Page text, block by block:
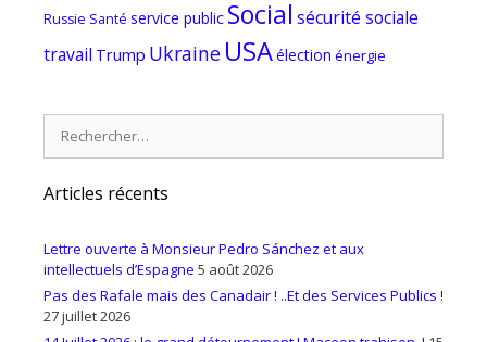
Russie Santé service public Social sécurité sociale
travail Trump Ukraine USAélection énergie
Articles récents
Lettre ouverte à Monsieur Pedro Sánchez et aux
intellectuels d’Espagne 5 août 2026
Pas des Rafale mais des Canadair ! ..Et des Services Publics !
27 juillet 2026